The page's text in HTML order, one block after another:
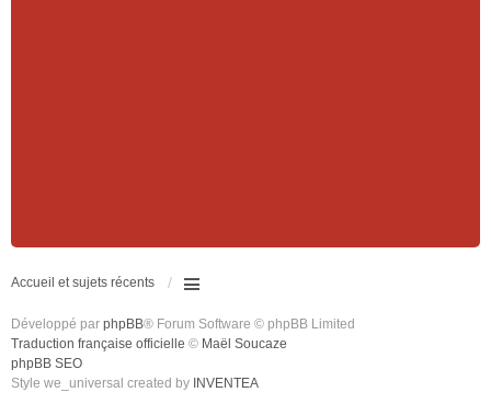
Accueil et sujets récents
Développé par phpBB® Forum Software © phpBB Limited
Traduction française officielle © Maël Soucaze
phpBB SEO
Style we_universal created by INVENTEA